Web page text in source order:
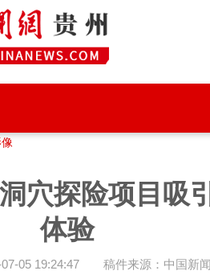
穴探险项目吸
体验
05 19:24:47 稿件来源：中国新